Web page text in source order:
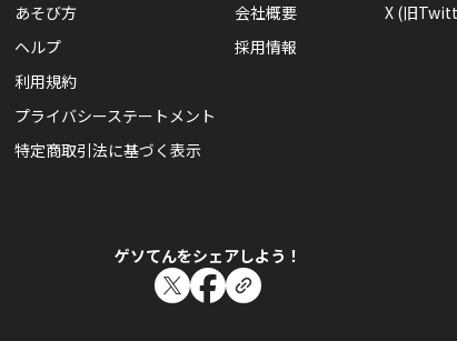
あそび方
ヘルプ
利用規約
プライバシーステートメント
特定商取引法に基づく表示
会社概要
採用情報
X (旧
ゲソてんをシェアしよう！